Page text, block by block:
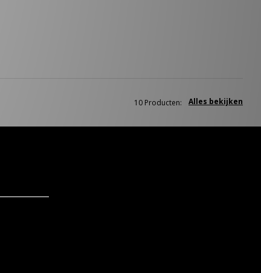
Alles bekijken
10 Producten: